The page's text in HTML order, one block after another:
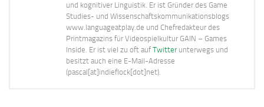
und kognitiver Linguistik. Er ist Gründer des Game
Studies- und Wissenschaftskommunikationsblogs
www.languageatplay.de und Chefredakteur des
Printmagazins für Videospielkultur GAIN – Games
Inside. Er ist viel zu oft aufTwitterunterwegs und
besitzt auch eine E-Mail-Adresse
(pascal[at]indieflock[dot]net).